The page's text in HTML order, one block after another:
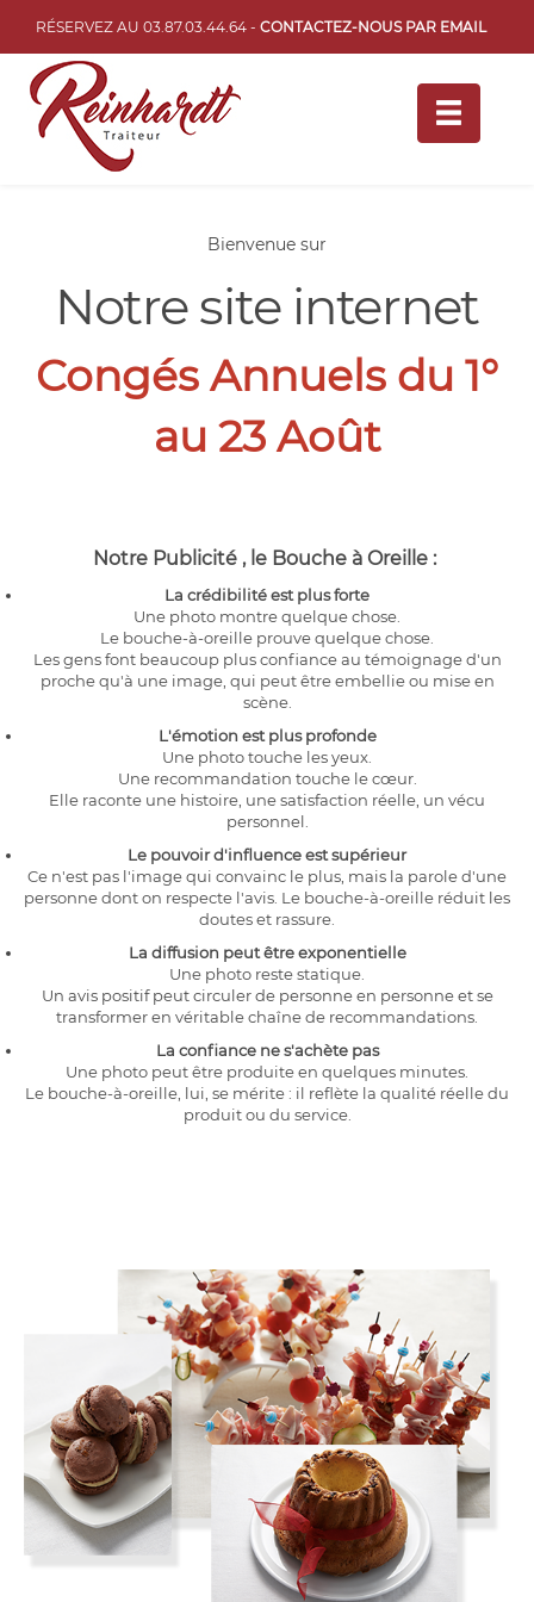
RÉSERVEZ AU 03.87.03.44.64 - CONTACTEZ-NOUS PAR EMAIL
TOGGLE
Bienvenue sur
Notre site internet
Congés Annuels du 1°
au 23 Août
Notre Publicité , le Bouche à Oreille :
La crédibilité est plus forte
Une photo montre quelque chose.
Le bouche-à-oreille prouve quelque chose.
Les gens font beaucoup plus confiance au témoignage d'un
proche qu'à une image, qui peut être embellie ou mise en
scène.
L'émotion est plus profonde
Une photo touche les yeux.
Une recommandation touche le cœur.
Elle raconte une histoire, une satisfaction réelle, un vécu
personnel.
Le pouvoir d'influence est supérieur
Ce n'est pas l'image qui convainc le plus, mais la parole d'une
personne dont on respecte l'avis. Le bouche-à-oreille réduit les
doutes et rassure.
La diffusion peut être exponentielle
Une photo reste statique.
Un avis positif peut circuler de personne en personne et se
transformer en véritable chaîne de recommandations.
La confiance ne s'achète pas
Une photo peut être produite en quelques minutes.
Le bouche-à-oreille, lui, se mérite : il reflète la qualité réelle du
produit ou du service.